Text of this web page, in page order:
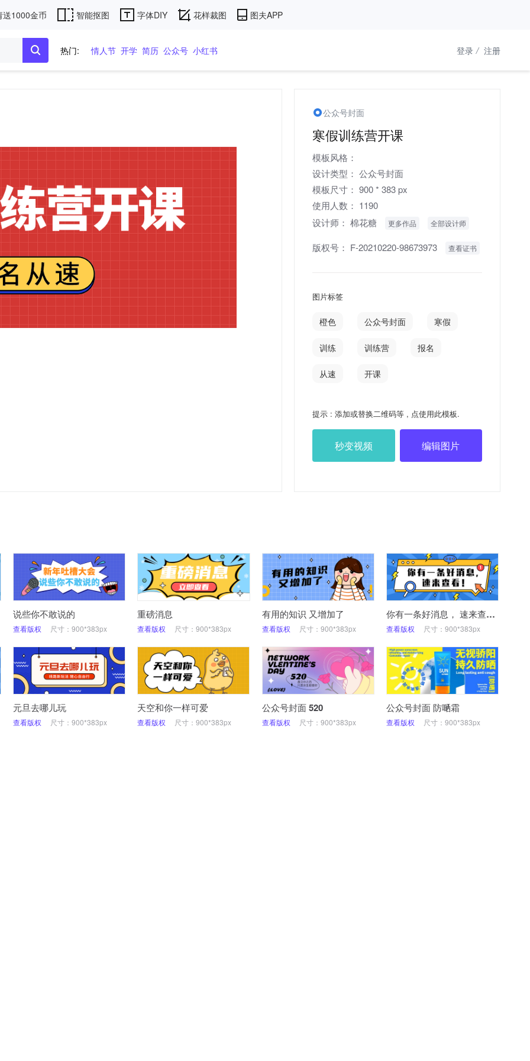
送1000金币 智能抠图 字体DIY 花样裁图 图夫APP
热门: 情人节 开学 简历 公众号 小红书 登录 / 注册
公众号封面
寒假训练营开课
模板风格：
设计类型： 公众号封面
模板尺寸： 900 * 383 px
使用人数： 1190
设计师： 棉花糖 更多作品 全部设计师
版权号： F-20210220-98673973 查看证书
图片标签
橙色 公众号封面 寒假
训练 训练营 报名
从速 开课
提示 : 添加或替换二维码等 , 点使用此模板.
秒变视频 编辑图片
说些你不敢说的
查看版权 尺寸：900*383px
重磅消息
查看版权 尺寸：900*383px
有用的知识 又增加了
查看版权 尺寸：900*383px
你有一条好消息， 速来查看！
查看版权 尺寸：900*383px
元旦去哪儿玩
查看版权 尺寸：900*383px
天空和你一样可爱
查看版权 尺寸：900*383px
公众号封面 520
查看版权 尺寸：900*383px
公众号封面 防嗮霜
查看版权 尺寸：900*383px